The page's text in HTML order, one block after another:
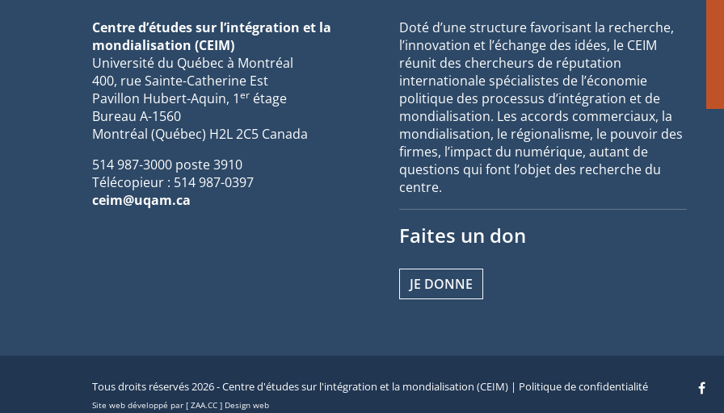
Centre d’études sur l’intégration et la
mondialisation (CEIM)
Université du Québec à Montréal
400, rue Sainte-Catherine Est
Pavillon Hubert-Aquin, 1er étage
Bureau A-1560
Montréal (Québec) H2L 2C5 Canada
514 987-3000 poste 3910
Télécopieur : 514 987-0397
ceim@uqam.ca
Doté d’une structure favorisant la recherche,
l’innovation et l’échange des idées, le CEIM
réunit des chercheurs de réputation
internationale spécialistes de l’économie
politique des processus d’intégration et de
mondialisation. Les accords commerciaux, la
mondialisation, le régionalisme, le pouvoir des
firmes, l’impact du numérique, autant de
questions qui font l’objet des recherche du
centre.
Faites un don
JE DONNE
Tous droits réservés 2026 - Centre d'études sur l'intégration et la mondialisation (CEIM) | Politique de confidentialité
Site web développé par [ ZAA.CC ] Design web